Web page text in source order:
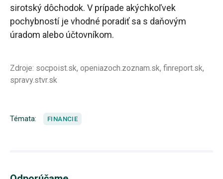
sirotský dôchodok. V prípade akýchkoľvek
pochybností je vhodné poradiť sa s daňovým
úradom alebo účtovníkom.
Zdroje: socpoist.sk, openiazoch.zoznam.sk, finreport.sk,
spravy.stvr.sk
Témata: FINANCIE